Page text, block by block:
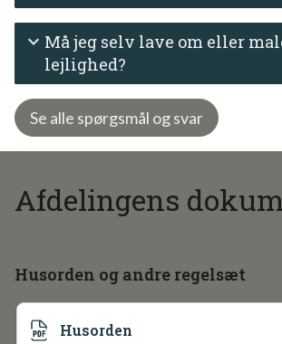
Må jeg selv lave om eller
lejlighed?
Se alle spørgsmål og svar
Afdelingens
Husorden og andre regelsæt
Husorden